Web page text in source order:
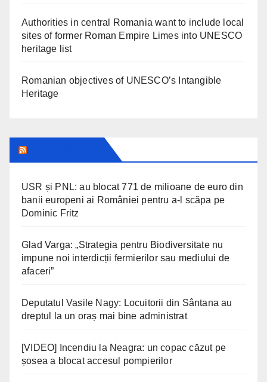
Authorities in central Romania want to include local
sites of former Roman Empire Limes into UNESCO
heritage list
Romanian objectives of UNESCO’s Intangible
Heritage
USR și PNL: au blocat 771 de milioane de euro din
banii europeni ai României pentru a-l scăpa pe
Dominic Fritz
Glad Varga: „Strategia pentru Biodiversitate nu
impune noi interdicții fermierilor sau mediului de
afaceri”
Deputatul Vasile Nagy: Locuitorii din Sântana au
dreptul la un oraș mai bine administrat
[VIDEO] Incendiu la Neagra: un copac căzut pe
șosea a blocat accesul pompierilor